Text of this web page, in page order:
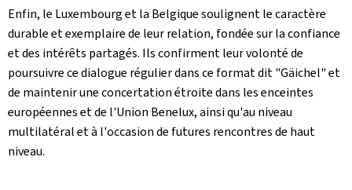
Enfin, le Luxembourg et la Belgique soulignent le caractère
durable et exemplaire de leur relation, fondée sur la confiance
et des intérêts partagés. Ils confirment leur volonté de
poursuivre ce dialogue régulier dans ce format dit "Gäichel" et
de maintenir une concertation étroite dans les enceintes
européennes et de l'Union Benelux, ainsi qu'au niveau
multilatéral et à l'occasion de futures rencontres de haut
niveau.